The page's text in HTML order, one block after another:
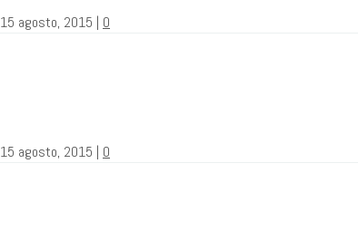
15 agosto, 2015 | 0
15 agosto, 2015 | 0